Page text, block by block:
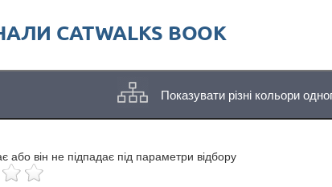
CATWALKS BOOK
Показувати різні кольори
або він не підпадає під параметри відбору